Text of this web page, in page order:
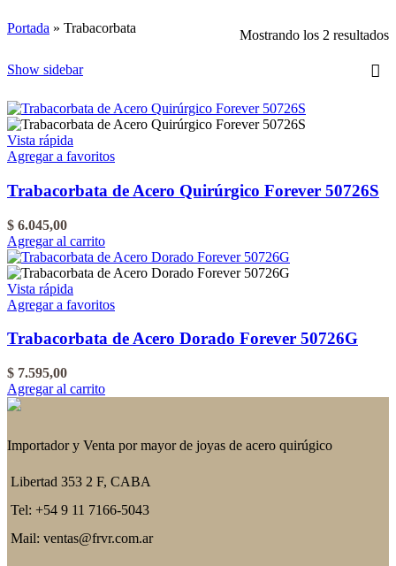
Portada » Trabacorbata Mostrando los 2 resultados
Show sidebar
Vista rápida
Agregar a favoritos
Trabacorbata de Acero Quirúrgico Forever 50726S
$ 6.045,00
Agregar al carrito
Vista rápida
Agregar a favoritos
Trabacorbata de Acero Dorado Forever 50726G
$ 7.595,00
Agregar al carrito
Importador y Venta por mayor de joyas de acero quirúgico
Libertad 353 2 F, CABA
Tel: +54 9 11 7166-5043
Mail: ventas@frvr.com.ar